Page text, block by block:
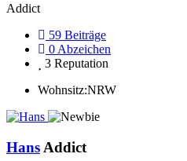
Addict
59 Beiträge
0 Abzeichen
3 Reputation
Wohnsitz:NRW
Hans Addict